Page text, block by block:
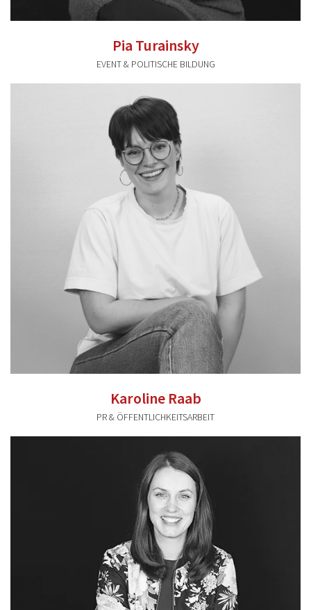
Pia Turainsky
EVENT & POLITISCHE BILDUNG
pia.turainsky@valentum-kommunikation.de
0941 591896 25
Karoline Raab
PR & ÖFFENTLICHKEITSARBEIT
karoline.raab@valentum-kommunikation.de
0941 591896 45